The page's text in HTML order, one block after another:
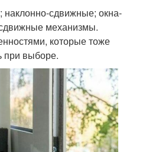
наклонно-сдвижные; окна-
механизмы.
которые тоже
при выборе.